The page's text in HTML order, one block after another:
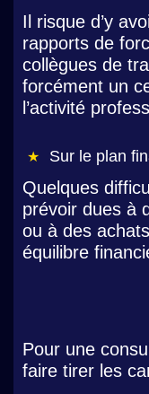
Il risque d’y
rapports de
collègues de
forcément un
l’activité
Sur le plan
Quelques
prévoir dues à
ou à des
équilibre
Pour une
faire tirer les